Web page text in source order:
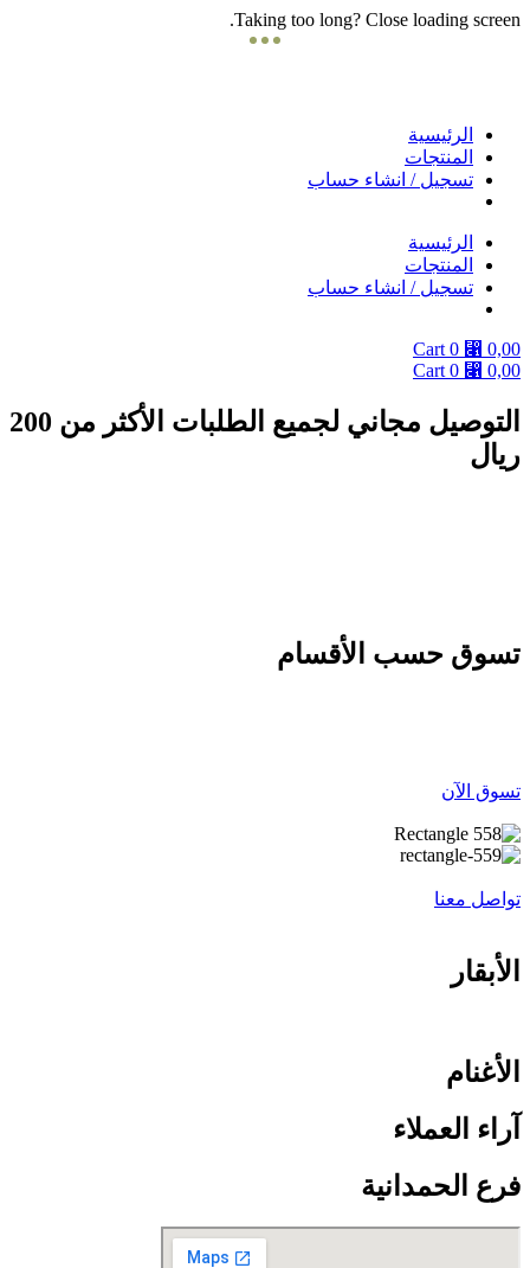
Taking too long? Close loading screen.
content الرئيسية
المنتجات
تسجيل / انشاء حساب
الرئيسية
المنتجات
تسجيل / انشاء حساب
⃁ 0,00
0
Cart
⃁ 0,00
0
Cart
التوصيل مجاني لجميع الطلبات الأكثر من 200
ريال
تسوق حسب الأقسام
تسوق الآن
تواصل معنا
الأبقار
الأغنام
آراء العملاء
فرع الحمدانية